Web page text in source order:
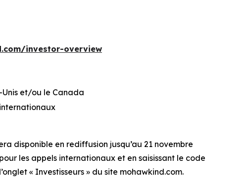
investor-overview
Unis et/ou le Canada
disponible en rediffusion jusqu’au 21 novembre
les appels internationaux et en saisissant le code
« Investisseurs » du site mohawkind.com.